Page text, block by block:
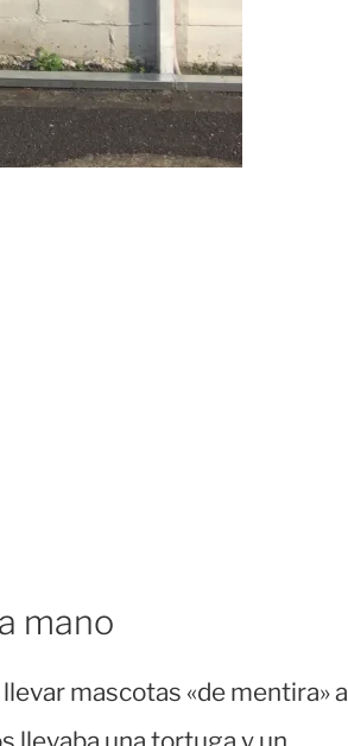
mano
mascotas «de mentira» a